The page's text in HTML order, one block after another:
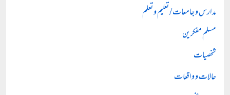
مدارس و جامعات / تعلیم و تعلم
مسلم مفکرین
شخصیات
حالات و واقعات